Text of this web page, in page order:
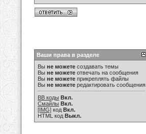
Ваши права в разделе
Вы не можете создавать темы
Вы не можете отвечать на сообщения
Вы не можете прикреплять файлы
Вы не можете редактировать сообщения
BB коды Вкл.
Смайлы Вкл.
[IMG] код Вкл.
HTML код Выкл.